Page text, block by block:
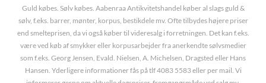
Guld købes. Sølv købes. Aabenraa Antikvitetshandel køber al slags guld &
sølv, f.eks. barrer, mønter, korpus, bestikdele mv. Ofte tilbydes højere priser
end smelteprisen, da vi også køber til videresalg i forretningen. Det kan f.eks.
være ved køb af smykker eller korpusarbejder fra anerkendte sølvsmedier
som f.eks. Georg Jensen, Evald. Nielsen, A. Michelsen, Dragsted eller Hans
Hansen. Yderligere informationer fås på tlf 4083 5583 eller per mail. Vi